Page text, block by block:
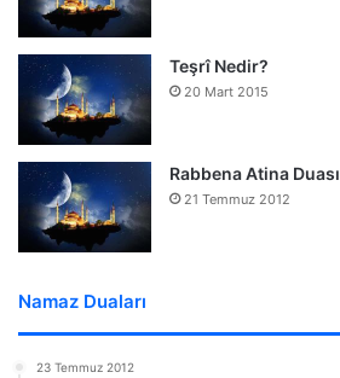
Teşrî Nedir?
20 Mart 2015
Rabbena Atina Duası
21 Temmuz 2012
Namaz Duaları
23 Temmuz 2012